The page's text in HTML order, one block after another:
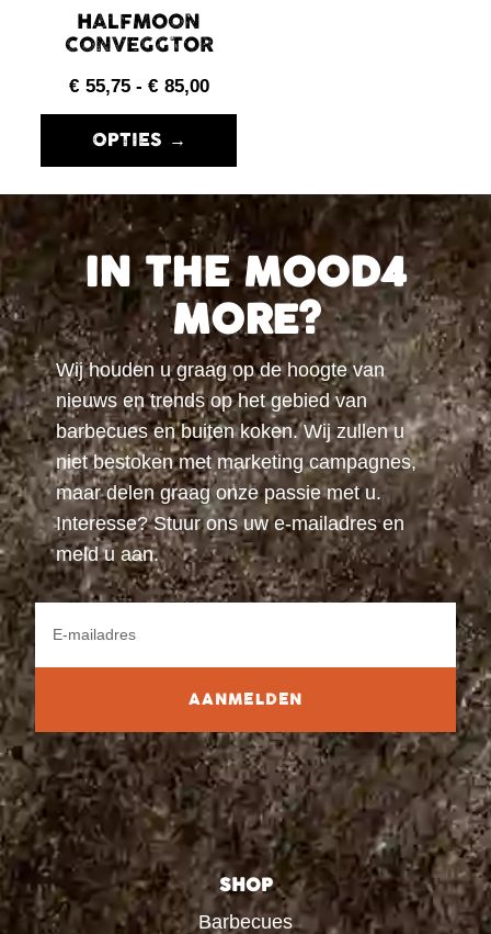
HALFMOON
CONVEGGTOR
€ 55,75 - € 85,00
OPTIES →
IN THE MOOD4
MORE?
Wij houden u graag op de hoogte van
nieuws en trends op het gebied van
barbecues en buiten koken. Wij zullen u
niet bestoken met marketing campagnes,
maar delen graag onze passie met u.
Interesse? Stuur ons uw e-mailadres en
meld u aan.
AANMELDEN
SHOP
Barbecues